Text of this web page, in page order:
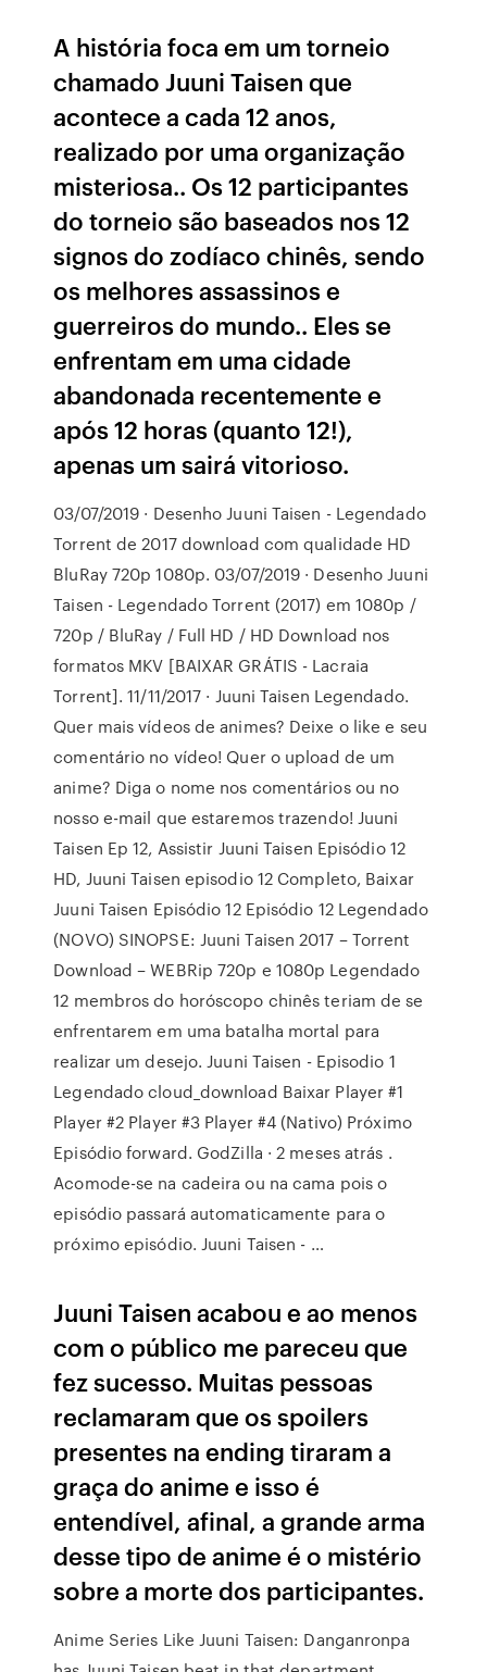
A história foca em um torneio
chamado Juuni Taisen que
acontece a cada 12 anos,
realizado por uma organização
misteriosa.. Os 12 participantes
do torneio são baseados nos 12
signos do zodíaco chinês, sendo
os melhores assassinos e
guerreiros do mundo.. Eles se
enfrentam em uma cidade
abandonada recentemente e
após 12 horas (quanto 12!),
apenas um sairá vitorioso.
03/07/2019 · Desenho Juuni Taisen - Legendado
Torrent de 2017 download com qualidade HD
BluRay 720p 1080p. 03/07/2019 · Desenho Juuni
Taisen - Legendado Torrent (2017) em 1080p /
720p / BluRay / Full HD / HD Download nos
formatos MKV [BAIXAR GRÁTIS - Lacraia
Torrent]. 11/11/2017 · Juuni Taisen Legendado.
Quer mais vídeos de animes? Deixe o like e seu
comentário no vídeo! Quer o upload de um
anime? Diga o nome nos comentários ou no
nosso e-mail que estaremos trazendo! Juuni
Taisen Ep 12, Assistir Juuni Taisen Episódio 12
HD, Juuni Taisen episodio 12 Completo, Baixar
Juuni Taisen Episódio 12 Episódio 12 Legendado
(NOVO) SINOPSE: Juuni Taisen 2017 – Torrent
Download – WEBRip 720p e 1080p Legendado
12 membros do horóscopo chinês teriam de se
enfrentarem em uma batalha mortal para
realizar um desejo. Juuni Taisen - Episodio 1
Legendado cloud_download Baixar Player #1
Player #2 Player #3 Player #4 (Nativo) Próximo
Episódio forward. GodZilla · 2 meses atrás .
Acomode-se na cadeira ou na cama pois o
episódio passará automaticamente para o
próximo episódio. Juuni Taisen - …
Juuni Taisen acabou e ao menos
com o público me pareceu que
fez sucesso. Muitas pessoas
reclamaram que os spoilers
presentes na ending tiraram a
graça do anime e isso é
entendível, afinal, a grande arma
desse tipo de anime é o mistério
sobre a morte dos participantes.
Anime Series Like Juuni Taisen: Danganronpa